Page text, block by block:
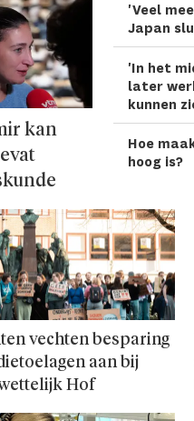
kan
'Veel
Japan
'In het
later
kunnen
Hoe
hoog is?
vechten besparing
aan bij
Hof